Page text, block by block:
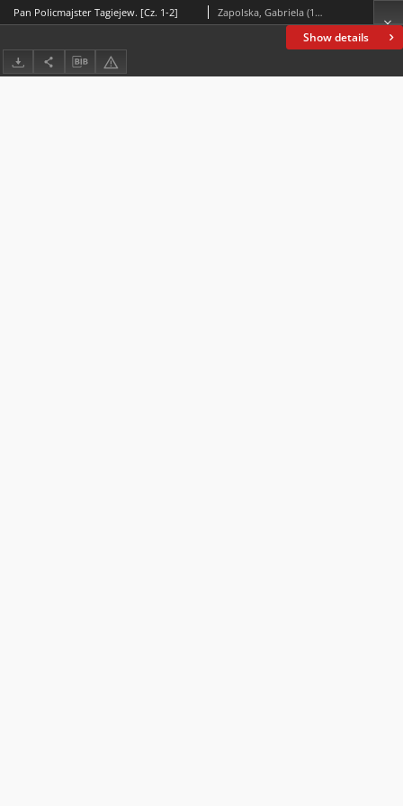
Show details
Pan Policmajster Tagiejew. [Cz. 1-2] Zapolska, Gabriela (1857-1921)